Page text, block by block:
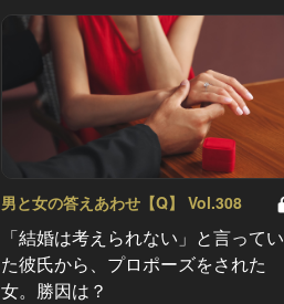
男と女の答えあわせ【Q】 Vol.308
「結婚は考えられない」と言ってい
た彼氏から、プロポーズをされた
女。勝因は？